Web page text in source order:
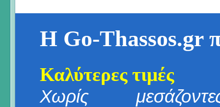
Η Go-Thassos.gr
Καλύτερες τιμές
Χωρίς